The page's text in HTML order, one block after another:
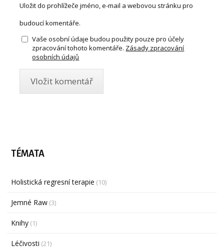
Uložit do prohlížeče jméno, e-mail a webovou stránku pro
budoucí komentáře.
Vaše osobní údaje budou použity pouze pro účely
zpracování tohoto komentáře. Zásady zpracování
osobních údajů
TÉMATA
Holistická regresní terapie (10)
Jemné Raw (3)
Knihy (1)
Léčivosti (21)